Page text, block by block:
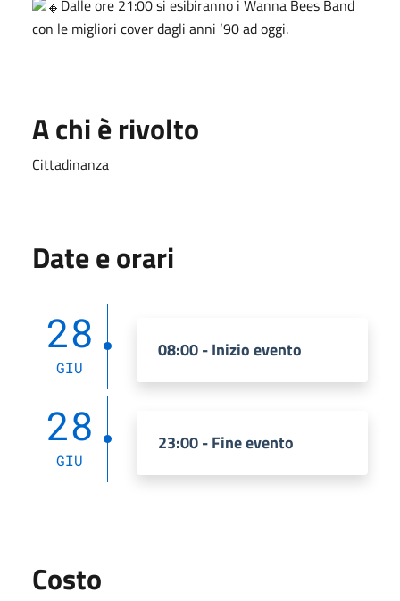
Dalle ore 21:00 si esibiranno i Wanna Bees Band
con le migliori cover dagli anni ‘90 ad oggi.
A chi è rivolto
Cittadinanza
Date e orari
28
GIU
08:00 - Inizio evento
28
GIU
23:00 - Fine evento
Costo